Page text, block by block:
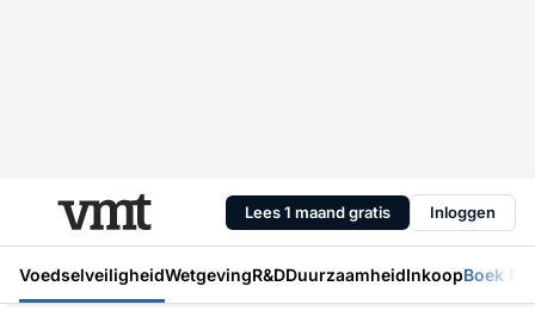
Lees 1 maand gratis Inloggen
VoedselveiligheidWetgevingR&DDuurzaamheidInkoopBoek